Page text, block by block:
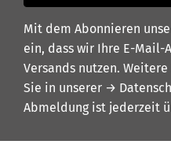
Mit dem Abonnieren
ein, dass wir Ihre E-Mail-
Versands nutzen.
Sie in unserer →
Abmeldung ist jederzeit